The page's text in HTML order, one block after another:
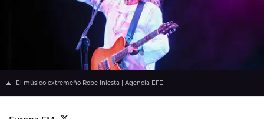
El músico extremeño Robe Iniesta | Agencia EFE